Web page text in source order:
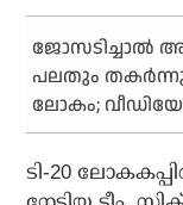
ജോസടിച്ചാൽ
പലതും
ലോകം;
ടി-20